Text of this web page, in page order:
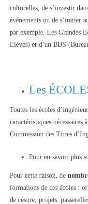
culturelles, de s’investir
évènements ou de s’initier
par exemple. Les Grandes
Elèves) et d’un BDS
Les
Toutes les écoles
caractéristiques
Commission des Titres
Pour en savoir plus
Pour cette raison, de
formations de ces écoles :
de césure, projets,